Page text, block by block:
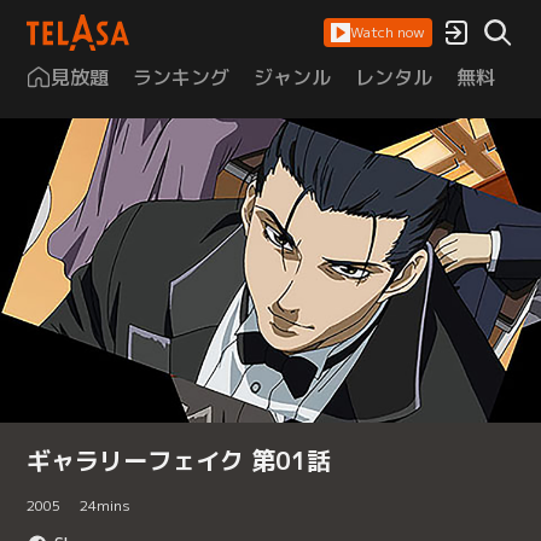
Watch now
見放題 ランキング ジャンル レンタル 無料
ギャラリーフェイク 第01話
2005 24mins